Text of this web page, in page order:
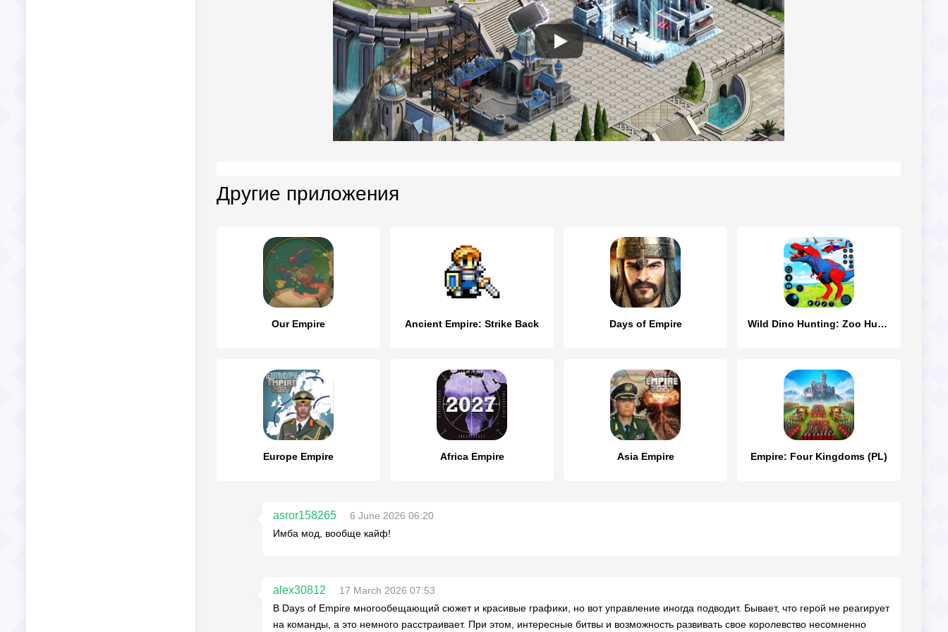
Другие приложения
Our Empire Ancient Empire: Strike Back Days of Empire Wild Dino Hunting: Zoo Hunter
Europe Empire Africa Empire Asia Empire Empire: Four Kingdoms (PL)
asror158265
6 June 2026 06:20
Имба мод, вообще кайф!
alex30812
17 March 2026 07:53
В Days of Empire многообещающий сюжет и красивые графики, но вот управление иногда подводит. Бывает, что герой не реагирует
на команды, а это немного расстраивает. При этом, интересные битвы и возможность развивать свое королевство несомненно